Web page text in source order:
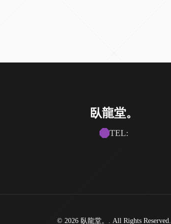
臥龍堂。
TEL:
© 2026 臥龍堂。. All Rights Reserved.